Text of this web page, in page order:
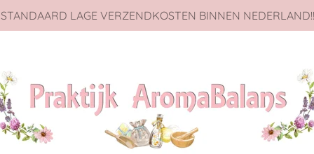
LAGE VERZENDKOSTEN BINNEN